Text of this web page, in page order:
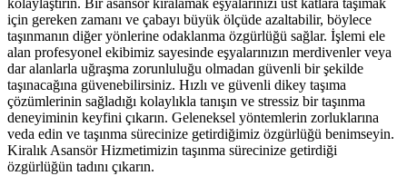
kolaylaştırın. Bir asansör kiralamak eşyalarınızı üst katlara taşımak
için gereken zamanı ve çabayı büyük ölçüde azaltabilir, böylece
taşınmanın diğer yönlerine odaklanma özgürlüğü sağlar. İşlemi ele
alan profesyonel ekibimiz sayesinde eşyalarınızın merdivenler veya
dar alanlarla uğraşma zorunluluğu olmadan güvenli bir şekilde
taşınacağına güvenebilirsiniz. Hızlı ve güvenli dikey taşıma
çözümlerinin sağladığı kolaylıkla tanışın ve stressiz bir taşınma
deneyiminin keyfini çıkarın. Geleneksel yöntemlerin zorluklarına
veda edin ve taşınma sürecinize getirdiğimiz özgürlüğü benimseyin.
Kiralık Asansör Hizmetimizin taşınma sürecinize getirdiği
özgürlüğün tadını çıkarın.